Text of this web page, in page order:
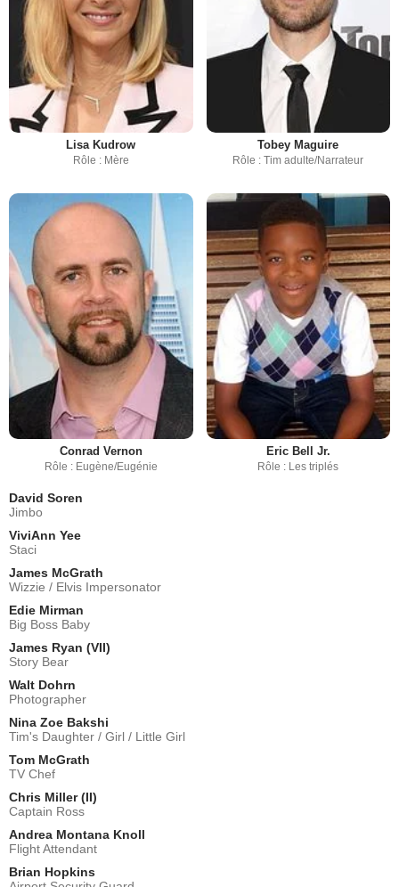
Lisa Kudrow
Rôle : Mère
Tobey Maguire
Rôle : Tim adulte/Narrateur
Conrad Vernon
Rôle : Eugène/Eugénie
Eric Bell Jr.
Rôle : Les triplés
David Soren
Jimbo
ViviAnn Yee
Staci
James McGrath
Wizzie / Elvis Impersonator
Edie Mirman
Big Boss Baby
James Ryan (VII)
Story Bear
Walt Dohrn
Photographer
Nina Zoe Bakshi
Tim's Daughter / Girl / Little Girl
Tom McGrath
TV Chef
Chris Miller (II)
Captain Ross
Andrea Montana Knoll
Flight Attendant
Brian Hopkins